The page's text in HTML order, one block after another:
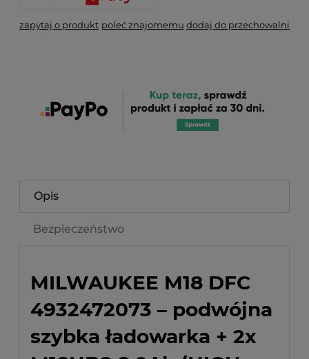
zapytaj o produkt poleć znajomemu dodaj do przechowalni
Opis
Bezpieczeństwo
MILWAUKEE M18 DFC
4932472073 – podwójna
szybka ładowarka + 2x